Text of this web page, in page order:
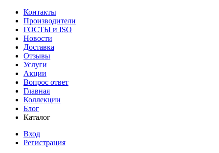
Контакты
Производители
ГОСТЫ и ISO
Новости
Доставка
Отзывы
Услуги
Акции
Вопрос ответ
Главная
Коллекции
Блог
Каталог
Вход
Регистрация